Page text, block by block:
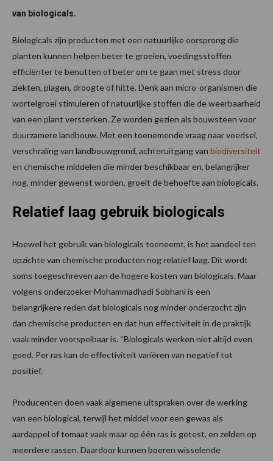
van biologicals.
Biologicals zijn producten met een natuurlijke oorsprong die
planten kunnen helpen beter te groeien, voedingsstoffen
efficiënter te benutten of beter om te gaan met stress door
ziekten, plagen, droogte of hitte. Denk aan micro-organismen die
wortelgroei stimuleren of natuurlijke stoffen die de weerbaarheid
van een plant versterken. Ze worden gezien als bouwsteen voor
duurzamere landbouw. Met een toenemende vraag naar voedsel,
verschraling van landbouwgrond, achteruitgang van biodiversiteit
en chemische middelen die minder beschikbaar en, belangrijker
nog, minder gewenst worden, groeit de behoefte aan biologicals.
Relatief laag gebruik biologicals
Hoewel het gebruik van biologicals toeneemt, is het aandeel ten
opzichte van chemische producten nog relatief laag. Dit wordt
soms toegeschreven aan de hogere kosten van biologicals. Maar
volgens onderzoeker Mohammadhadi Sobhani is een
belangrijkere reden dat biologicals nog minder onderzocht zijn
dan chemische producten en dat hun effectiviteit in de praktijk
vaak minder voorspelbaar is. “Biologicals werken niet altijd even
goed. Per ras kan de effectiviteit variëren van negatief tot
positief.
Producenten doen vaak algemene uitspraken over de werking
van een biological, terwijl het middel voor een gewas als
aardappel of tomaat vaak maar op één ras is getest, en zelden op
meerdere rassen. Daardoor kunnen boeren wisselende